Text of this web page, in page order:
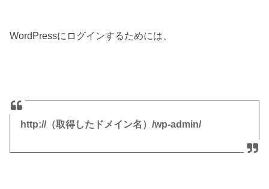
WordPressにログインするためには、
http://（取得したドメイン名）/wp-admin/